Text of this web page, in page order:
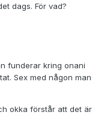
dags. För vad?
funderar kring onani
Sex med någon man
okka förstår att det är